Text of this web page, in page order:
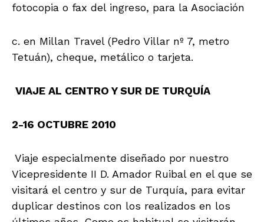
fotocopia o fax del ingreso, para la Asociación
c. en Millan Travel (Pedro Villar nº 7, metro
Tetuán), cheque, metálico o tarjeta.
VIAJE AL CENTRO Y SUR DE TURQUÍA
2-16 OCTUBRE 2010
Viaje especialmente diseñado por nuestro
Vicepresidente II D. Amador Ruibal en el que se
visitará el centro y sur de Turquía, para evitar
duplicar destinos con los realizados en los